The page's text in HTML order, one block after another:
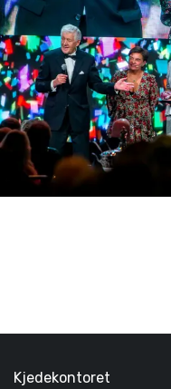
Kjedekontoret